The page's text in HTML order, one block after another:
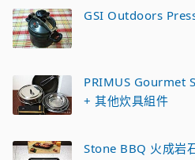
GSI Outdoors
PRIMUS Gourmet
+ 其他炊具組件
Stone BBQ 火成岩